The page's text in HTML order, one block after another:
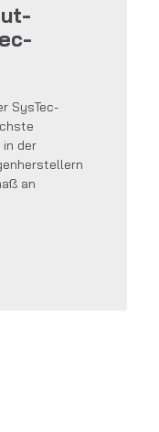
SysTec-
der
an